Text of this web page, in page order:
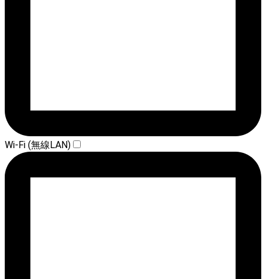
Wi-Fi (無線LAN)